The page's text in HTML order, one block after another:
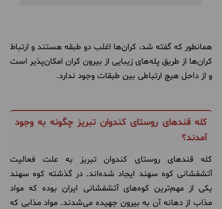
همانطور که گفته شد، کران‌ها اغلب دو طبقه هستند و ارتباط
کران‌ها از طریق پله‌های زیبایی از بیرون کران امکان‌پذیر است
و از داحل هیچ ارتباطی بین طبقات وجود ندارد.
کله قندهای روستای کندوان تبریز چگونه به وجود
آمدند؟
کله قندهای روستای کندوان تبریز به علت فعالیت
آتشفشانی کوه سهند ایجاد شده‌اند. در گذشته کوه سهند
یکی از مهم‌ترین کوه‌های آتشفشانی ایران بوده که مواد
مذاب از دهانه آن به بیرون جهیده می‌شدند. مواد مذابی که